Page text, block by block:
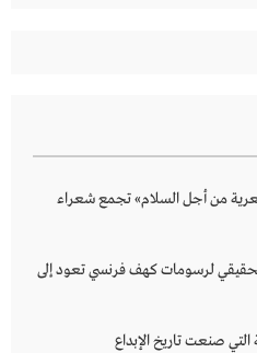
من أجل السلام» تجمع شعراء
لرسومات كهف فرنسي تعود إلى
صنعت تاريخ الإبداع